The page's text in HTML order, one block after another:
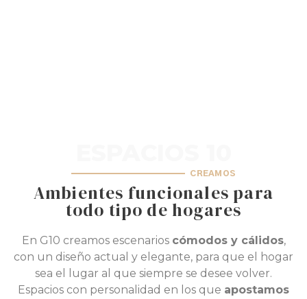
CREAMOS
Ambientes funcionales para
todo tipo de hogares
En G10 creamos escenarios cómodos y cálidos,
con un diseño actual y elegante, para que el hogar
sea el lugar al que siempre se desee volver.
Espacios con personalidad en los que apostamos